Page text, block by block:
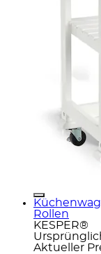
Rollen
KESPER®
Aktueller